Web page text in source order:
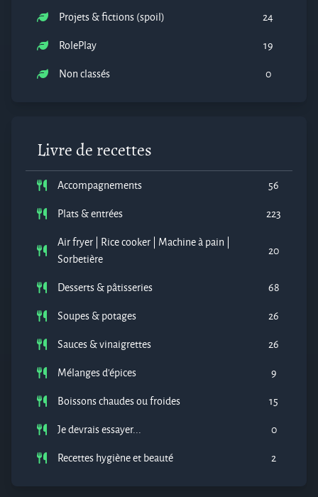
Projets & fictions (spoil)
24
RolePlay
19
Non classés
0
Livre de recettes
Accompagnements
56
Plats & entrées
223
Air fryer | Rice cooker | Machine à pain |
Sorbetière
20
Desserts & pâtisseries
68
Soupes & potages
26
Sauces & vinaigrettes
26
Mélanges d'épices
9
Boissons chaudes ou froides
15
Je devrais essayer...
0
Recettes hygiène et beauté
2